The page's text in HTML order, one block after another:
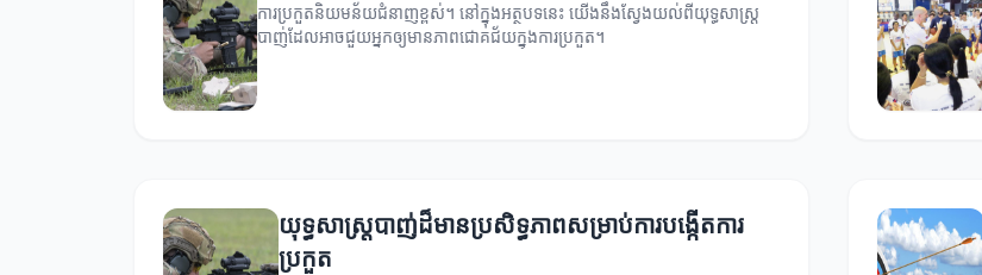
ការប្រកួតនិយមន័យជំនាញខ្ពស់។ នៅក្នុងអត្ថបទនេះ យើងនឹងស្វែងយល់ពីយុទ្ធសាស្ត្រ
បាញ់ដែលអាចជួយអ្នកឲ្យមានភាពជោគជ័យក្នុងការប្រកួត។
យុទ្ធសាស្ត្របាញ់ដ៏មានប្រសិទ្ធភាពសម្រាប់ការបង្កើតការ
ប្រកួត